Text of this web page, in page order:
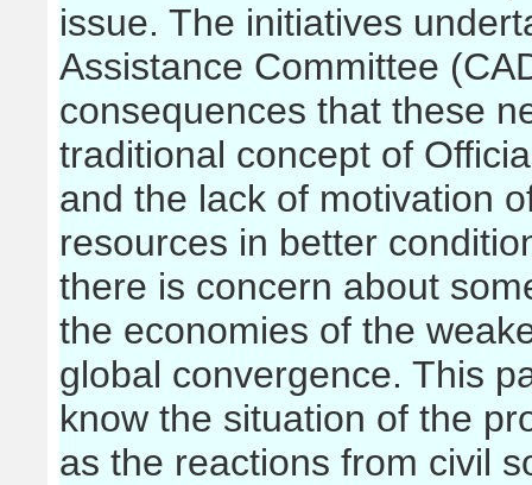
issue. The initiatives
Assistance Committee
consequences that these
traditional concept of
and the lack of motivation
resources in better
there is concern about
the economies of the
global convergence. This
know the situation of the
as the reactions from civil